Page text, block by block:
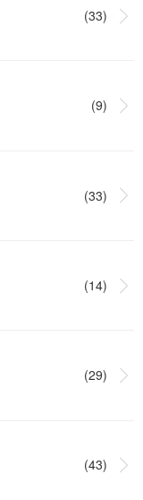
(33)
(9)
(33)
(14)
(29)
(43)